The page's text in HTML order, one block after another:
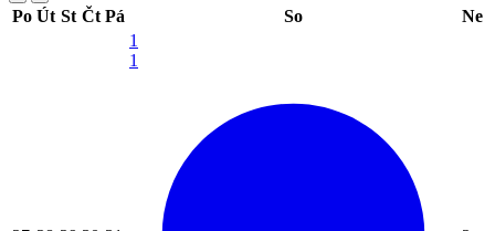
Po Út St Čt Pá So Ne
1
1